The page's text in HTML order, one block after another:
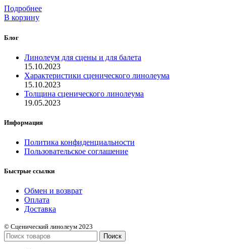
Подробнее
В корзину
Блог
Линолеум для сцены и для балета
15.10.2023
Характеристики сценического линолеума
15.10.2023
Толщина сценического линолеума
19.05.2023
Информация
Политика конфиденциальности
Пользовательское соглашение
Быстрые ссылки
Обмен и возврат
Оплата
Доставка
© Сценический линолеум 2023
Поиск